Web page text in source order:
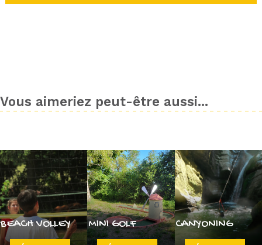
Vous aimeriez peut-être aussi...
BEACH VOLLEY MINI GOLF CANYONING